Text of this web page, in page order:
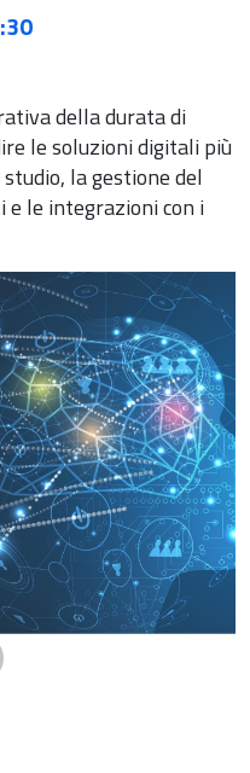
della durata di
le soluzioni digitali più
la gestione del
e le integrazioni con i